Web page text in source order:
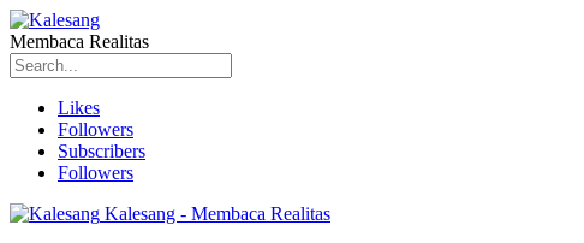
Membaca Realitas
Likes
Followers
Subscribers
Followers
Kalesang - Membaca Realitas